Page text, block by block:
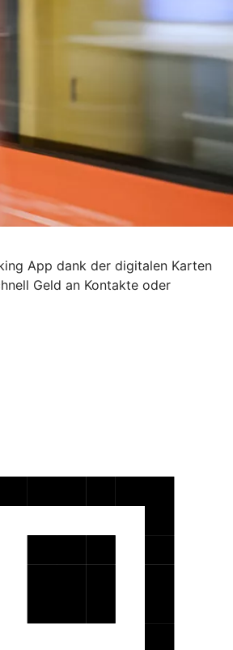
App dank der digitalen Karten
Geld an Kontakte oder